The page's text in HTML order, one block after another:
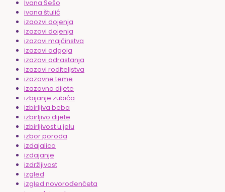
Ivana Šešo
ivana štulić
izaozvi dojenja
izazovi dojenja
izazovi majčinstva
izazovi odgoja
izazovi odrastanja
izazovi roditeljstva
izazovne teme
izazovno dijete
izbijanje zubića
izbirljiva beba
izbirljivo dijete
izbirljivost u jelu
izbor poroda
izdajalica
izdajanje
izdržljivost
izgled
izgled novorođenčeta